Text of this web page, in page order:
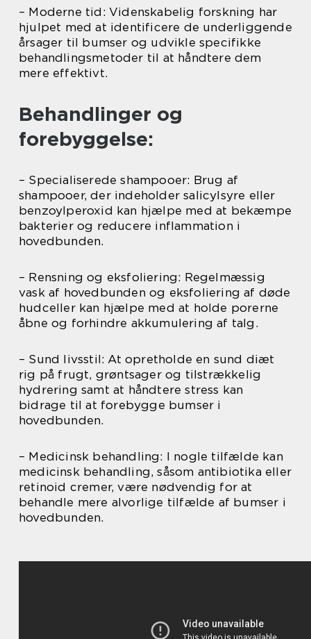
– Moderne tid: Videnskabelig forskning har
hjulpet med at identificere de underliggende
årsager til bumser og udvikle specifikke
behandlingsmetoder til at håndtere dem
mere effektivt.
Behandlinger og
forebyggelse:
– Specialiserede shampooer: Brug af
shampooer, der indeholder salicylsyre eller
benzoylperoxid kan hjælpe med at bekæmpe
bakterier og reducere inflammation i
hovedbunden.
– Rensning og eksfoliering: Regelmæssig
vask af hovedbunden og eksfoliering af døde
hudceller kan hjælpe med at holde porerne
åbne og forhindre akkumulering af talg.
– Sund livsstil: At opretholde en sund diæt
rig på frugt, grøntsager og tilstrækkelig
hydrering samt at håndtere stress kan
bidrage til at forebygge bumser i
hovedbunden.
– Medicinsk behandling: I nogle tilfælde kan
medicinsk behandling, såsom antibiotika eller
retinoid cremer, være nødvendig for at
behandle mere alvorlige tilfælde af bumser i
hovedbunden.